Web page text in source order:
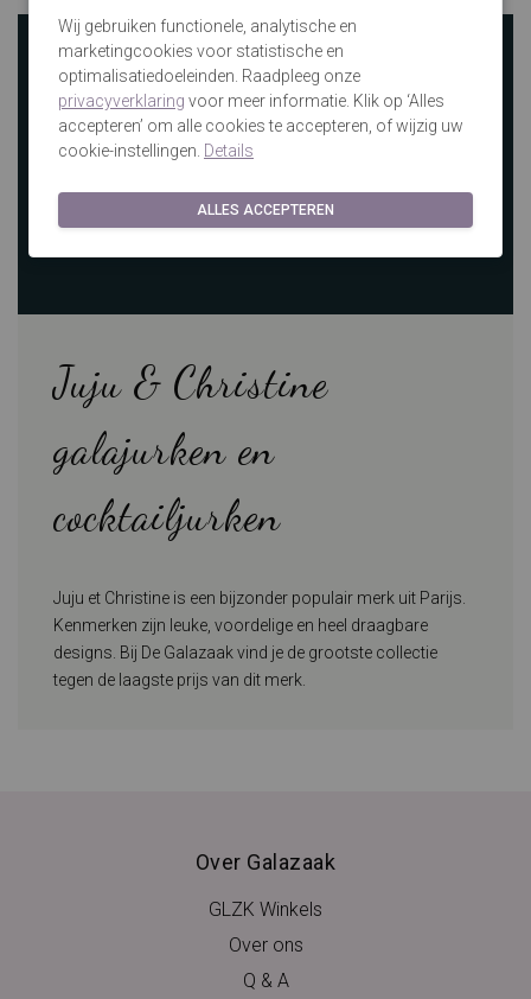
Juju & Christine
galajurken en
cocktailjurken
Juju et Christine is een bijzonder populair merk uit Parijs.
Kenmerken zijn leuke, voordelige en heel draagbare
designs. Bij De Galazaak vind je de grootste collectie
tegen de laagste prijs van dit merk.
Over Galazaak
GLZK Winkels
Over ons
Q & A
Wij gebruiken functionele, analytische en
marketingcookies voor statistische en
optimalisatiedoeleinden. Raadpleeg onze
privacyverklaring voor meer informatie. Klik op ‘Alles
accepteren’ om alle cookies te accepteren, of wijzig uw
cookie-instellingen. Details
ALLES ACCEPTEREN